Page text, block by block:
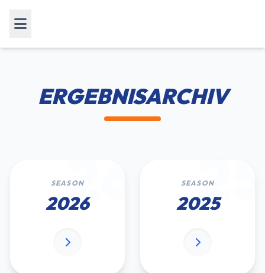
ERGEBNISARCHIV
26
SEASON
2026 25
SEASON
2025